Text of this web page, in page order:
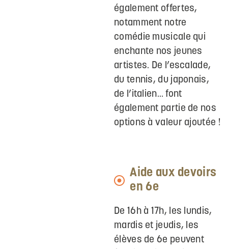
également offertes,
notamment notre
comédie musicale qui
enchante nos jeunes
artistes. De l’escalade,
du tennis, du japonais,
de l’italien… font
également partie de nos
options à valeur ajoutée !
Aide aux devoirs
en 6e
De 16h à 17h, les lundis,
mardis et jeudis, les
élèves de 6e peuvent